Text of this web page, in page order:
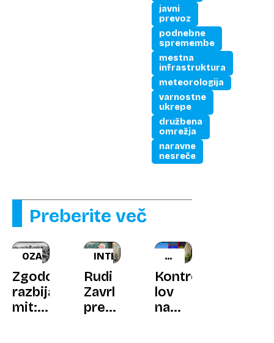
javni
prevoz
podnebne
spremembe
mestna
infrastruktura
meteorologija
varnostne
ukrepe
družbena
omrežja
naravne
nesreče
Preberite več
OZADJE
Zgodovinar
razbija
mit:
INTERVJU
Rudi
Zavrl
pred
DOPINŠKE
IGRE
2026
Kontroverzni
lov
na